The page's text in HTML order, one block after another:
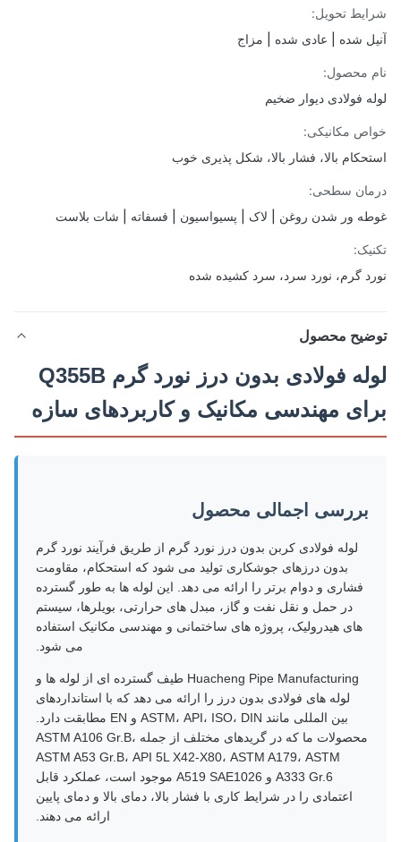
تحویل:
شده | عادی شده | مزاج
محصول:
فولادی دیوار ضخیم
مکانیکی:
بالا، فشار بالا، شکل پذیری خوب
سطحی:
ور شدن روغن | لاک | پسیواسیون | فسفاته | شات بلاست
گرم، نورد سرد، سرد کشیده شده
محصول
لوله فولادی بدون درز نورد گرم Q355B
مهندسی مکانیک و کاربردهای سازه
بررسی اجمالی محصول
لوله فولادی کربن بدون درز نورد گرم از طریق فرآیند نورد گرم
بدون درزهای جوشکاری تولید می شود که استحکام، مقاومت
فشاری و دوام برتر را ارائه می دهد. این لوله ها به طور گسترده
در حمل و نقل نفت و گاز، مبدل های حرارتی، بویلرها، سیستم
های هیدرولیک، پروژه های ساختمانی و مهندسی مکانیک استفاده
می شود.
Huacheng Pipe Manufacturing طیف گسترده ای از لوله ها و
لوله های فولادی بدون درز را ارائه می دهد که با استانداردهای
بین المللی مانند ASTM، API، ISO، DIN و EN مطابقت دارد.
محصولات ما که در گریدهای مختلف از جمله ASTM A106 Gr.B،
ASTM A53 Gr.B، API 5L X42-X80، ASTM A179، ASTM
A333 Gr.6 و A519 SAE1026 موجود است، عملکرد قابل
اعتمادی را در شرایط کاری با فشار بالا، دمای بالا و دمای پایین
ارائه می دهند.